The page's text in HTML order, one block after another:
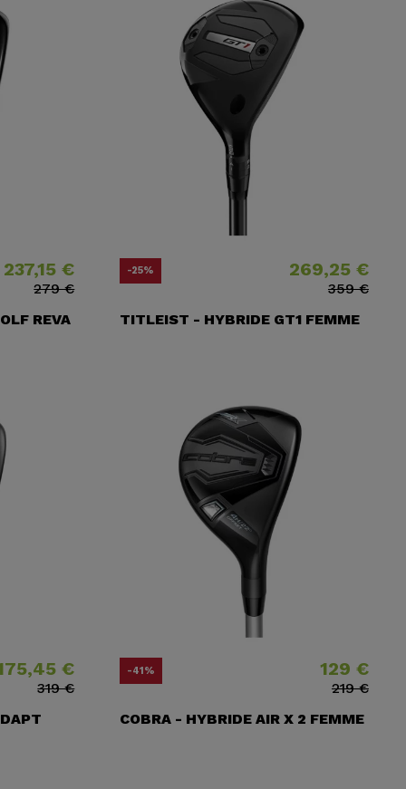
237,15 €
279 €
REVA
-25% 269,25 €
Prix ​​habituel
359 €
TITLEIST - HYBRIDE GT1 FEMME
€
319 €
-41% 129 €
Prix ​​habituel
219 €
COBRA - HYBRIDE AIR X 2 FEMME